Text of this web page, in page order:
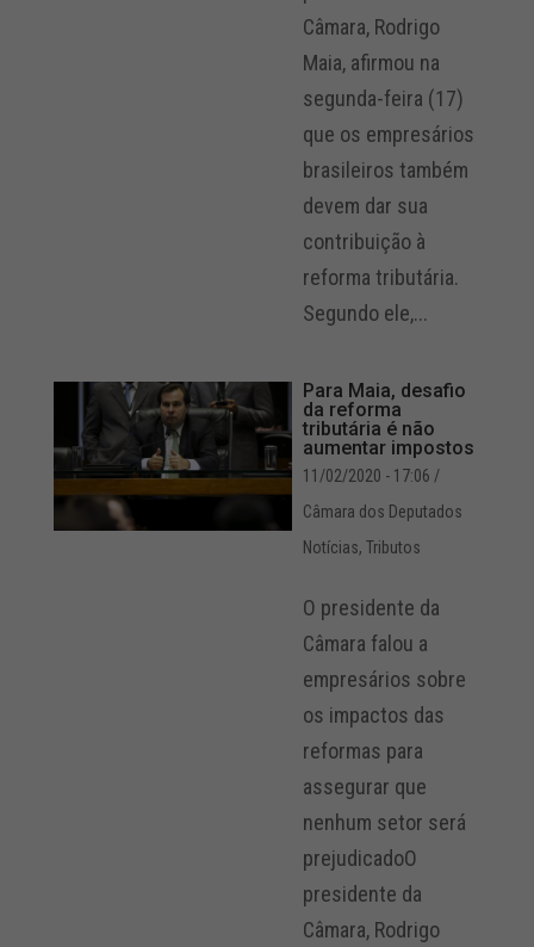
Câmara, Rodrigo
Maia, afirmou na
segunda-feira (17)
que os empresários
brasileiros também
devem dar sua
contribuição à
reforma tributária.
Segundo ele,...
Para Maia, desafio
da reforma
tributária é não
aumentar impostos
11/02/2020 - 17:06 /
Câmara dos Deputados
Notícias, Tributos
O presidente da
Câmara falou a
empresários sobre
os impactos das
reformas para
assegurar que
nenhum setor será
prejudicadoO
presidente da
Câmara, Rodrigo